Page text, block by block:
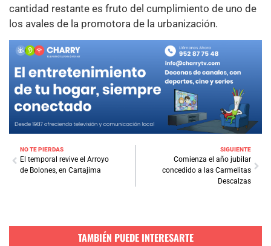
cantidad restante es fruto del cumplimiento de uno de
los avales de la promotora de la urbanización.
NO TE PIERDAS
El temporal revive el Arroyo
de Bolones, en Cartajima
SIGUIENTE
Comienza el año jubilar
concedido a las Carmelitas
Descalzas
TAMBIÉN PUEDE INTERESARTE